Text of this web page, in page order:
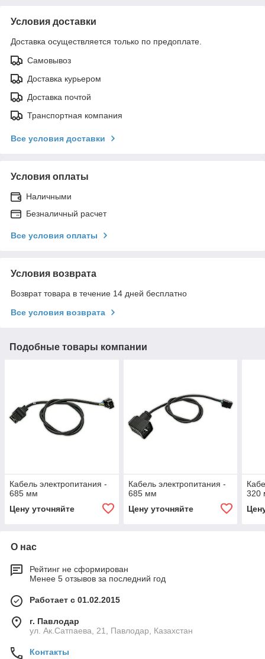
Условия доставки
Доставка осуществляется только по предоплате.
Самовывоз
Доставка курьером
Доставка почтой
Транспортная компания
Все условия доставки
Условия оплаты
Наличными
Безналичный расчет
Все условия оплаты
Условия возврата
Возврат товара в течение 14 дней бесплатно
Все условия возврата
Подобные товары компании
Кабель электропитания -
685 мм
Цену уточняйте
Кабель электропитания -
685 мм
Цену уточняйте
320
О нас
Рейтинг не сформирован
Менее 5 отзывов за последний год
Работает с 01.02.2015
г. Павлодар
ул. Ак.Сатпаева, 21, Павлодар, Казахстан
Контакты